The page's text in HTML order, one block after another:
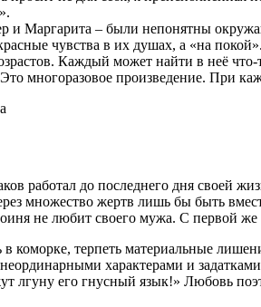
и Маргарита – были непонятны
чувства в их душах, а «на покой».
Каждый может найти в неё
многоразовое произведение. При
работал до последнего дня своей
множество жертв лишь бы быть
не любит своего мужа. С
коморке, терпеть материальные
характерами и
лгуну его гнусный язык!» Любовь